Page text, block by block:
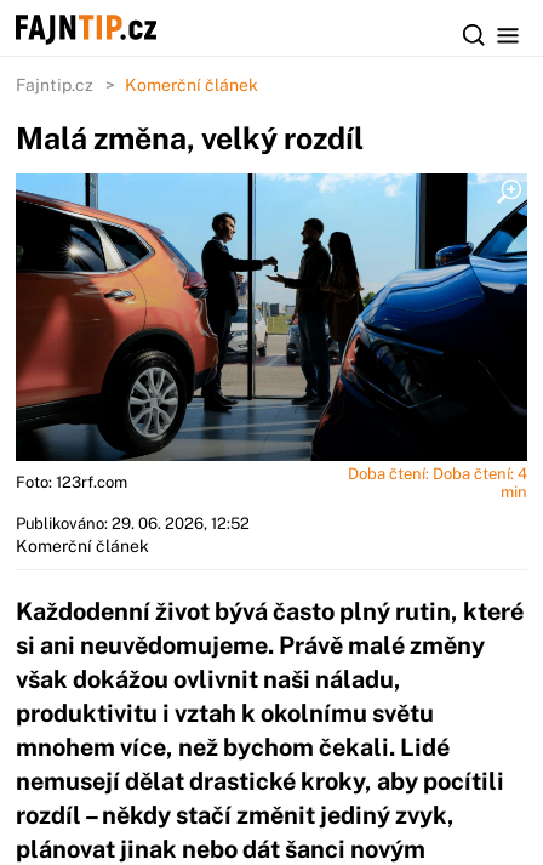
Fajntip.cz Komerční článek
Malá změna, velký rozdíl
Foto: 123rf.com
Doba čtení: Doba čtení: 4
min
Publikováno: 29. 06. 2026, 12:52
Komerční článek
Každodenní život bývá často plný rutin, které
si ani neuvědomujeme. Právě malé změny
však dokážou ovlivnit naši náladu,
produktivitu i vztah k okolnímu světu
mnohem více, než bychom čekali. Lidé
nemusejí dělat drastické kroky, aby pocítili
rozdíl – někdy stačí změnit jediný zvyk,
plánovat jinak nebo dát šanci novým